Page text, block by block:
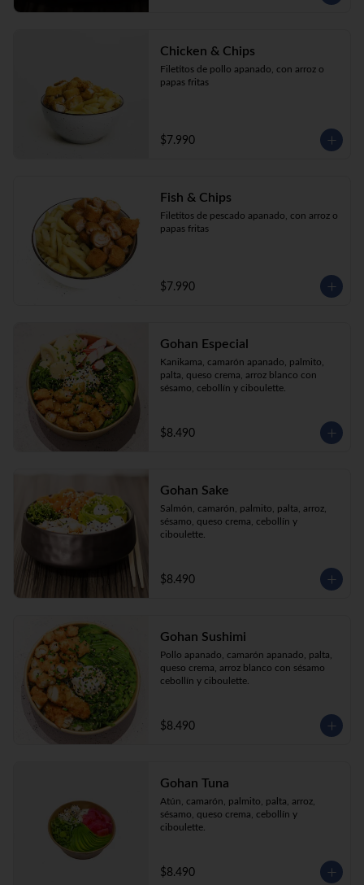
Chicken & Chips
Filetitos de pollo apanado, con arroz o
papas fritas
$7.990
Fish & Chips
Filetitos de pescado apanado, con arroz o
papas fritas
$7.990
Gohan Especial
Kanikama, camarón apanado, palmito,
palta, queso crema, arroz blanco con
sésamo, cebollín y ciboulette.
$8.490
Gohan Sake
Salmón, camarón, palmito, palta, arroz,
sésamo, queso crema, cebollín y
ciboulette.
$8.490
Gohan Sushimi
Pollo apanado, camarón apanado, palta,
queso crema, arroz blanco con sésamo
cebollín y ciboulette.
$8.490
Gohan Tuna
Atún, camarón, palmito, palta, arroz,
sésamo, queso crema, cebollín y
ciboulette.
$8.490